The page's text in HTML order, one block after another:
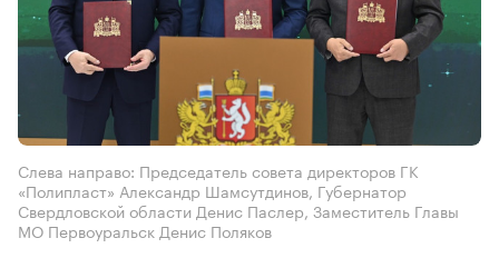
Слева направо: Председатель совета директоров ГК
«Полипласт» Александр Шамсутдинов, Губернатор
Свердловской области Денис Паслер, Заместитель Главы
МО Первоуральск Денис Поляков